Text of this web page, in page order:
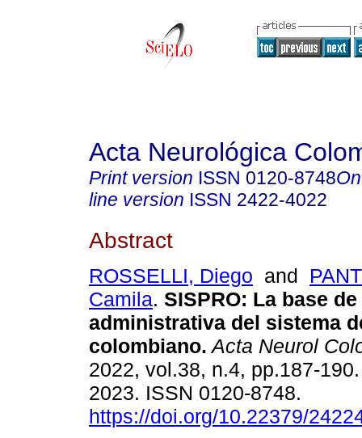
Acta Neurológica
Print version ISSN 0120-8748
line version ISSN 2422-4022
Abstract
ROSSELLI, Diego and
Camila. SISPRO: La base
administrativa del sistema
colombiano. Acta Neurol
2022, vol.38, n.4, pp.187-
2023. ISSN 0120-8748.
https://doi.org/10.22379/